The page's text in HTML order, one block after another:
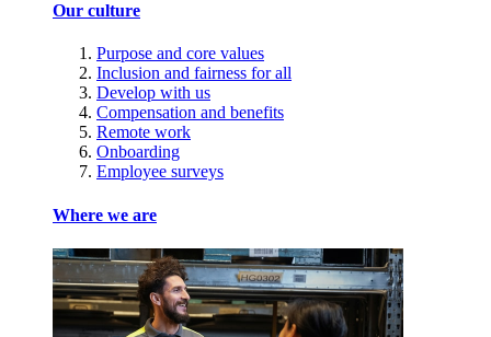
Our culture
Purpose and core values
Inclusion and fairness for all
Develop with us
Compensation and benefits
Remote work
Onboarding
Employee surveys
Where we are